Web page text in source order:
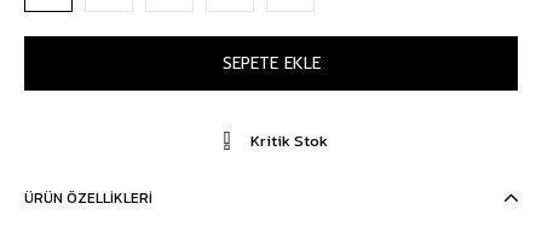
Kritik Stok
ÜRÜN ÖZELLIKLERI